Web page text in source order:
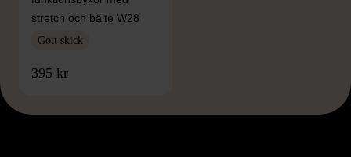
stretch och bälte W28
Gott skick
395 kr